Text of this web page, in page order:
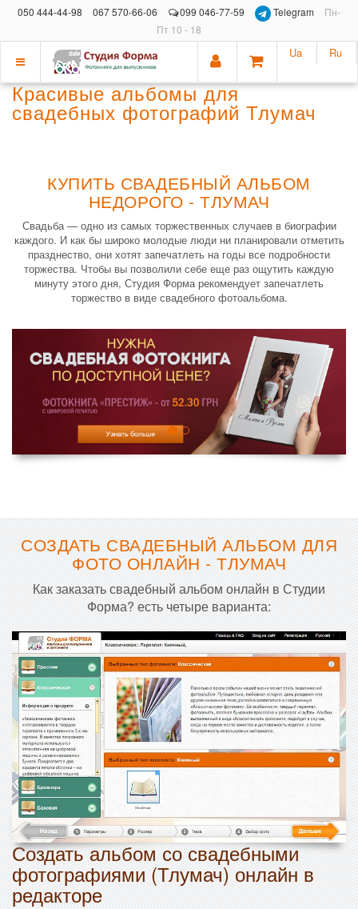
050 444-44-98 067 570-66-06 099 046-77-59 Telegram
Пн-
Пт 10 - 18
Показать
меню
Ua Ru
Красивые альбомы для
свадебных фотографий Тлумач
КУПИТЬ СВАДЕБНЫЙ АЛЬБОМ
НЕДОРОГО - ТЛУМАЧ
Свадьба — одно из самых торжественных случаев в биографии
каждого. И как бы широко молодые люди ни планировали отметить
празднество, они хотят запечатлеть на годы все подробности
торжества. Чтобы вы позволили себе еще раз ощутить каждую
минуту этого дня, Студия Форма рекомендует запечатлеть
торжество в виде свадебного фотоальбома.
СОЗДАТЬ СВАДЕБНЫЙ АЛЬБОМ ДЛЯ
ФОТО ОНЛАЙН - ТЛУМАЧ
Как заказать свадебный альбом онлайн в Студии
Форма? есть четыре варианта:
Создать альбом со свадебными
фотографиями (Тлумач) онлайн в
редакторе